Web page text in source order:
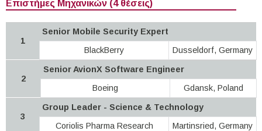
Επιστήμες Μηχανικών (4 θέσεις)
1
Senior Mobile Security Expert
BlackBerry
Dusseldorf, Germany
2
Senior AvionX Software Engineer
Boeing
Gdansk, Poland
3
Group Leader - Science & Technology
Coriolis Pharma Research
Martinsried, Germany